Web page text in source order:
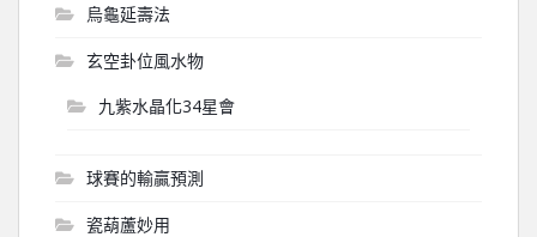
烏龜延壽法
玄空卦位風水物
九紫水晶化34星會
球賽的輸贏預測
瓷葫蘆妙用